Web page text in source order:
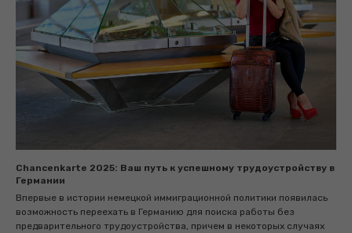
Chancenkarte 2025: Ваш путь к успешному трудоустройству в
Германии
Впервые в истории немецкой иммиграционной политики появилась
возможность переехать в Германию для поиска работы без
предварительного трудоустройства, причем в некоторых случаях